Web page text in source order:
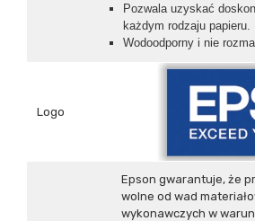
Pozwala uzyskać
każdym rodzaju papieru.
Wodoodporny i nie
Logo
Epson gwarantuje, że
wolne od wad
wykonawczych w